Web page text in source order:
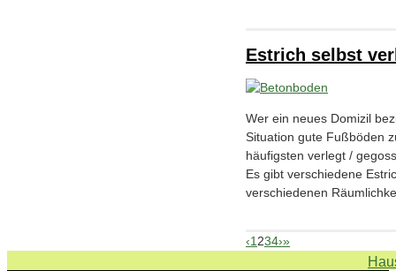
Estrich selbst
Wer ein neues Domizil
Situation gute Fußböden
häufigsten verlegt /
Es gibt verschiedene
verschiedenen
‹1234›»